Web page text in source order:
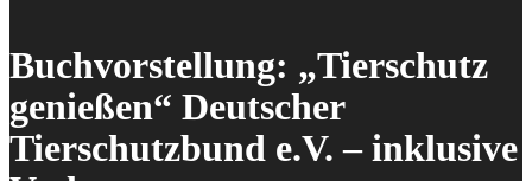
Buchvorstellung: „Tierschutz
genießen“ Deutscher
Tierschutzbund e.V. – inklusive